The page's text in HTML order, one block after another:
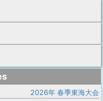
2026年 春季東海大会